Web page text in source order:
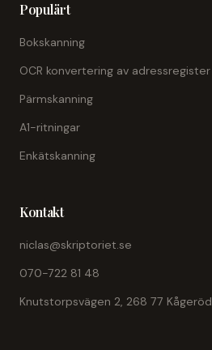
Populärt
Bokskanning
OCR konvertering av adressregister
Pärmskanning
A1-ritningar
Enkätskanning
Kontakt
niclas@skriptoriet.se
070-722 81 48
Knutstorpsvägen 2, 268 77 Kågeröd